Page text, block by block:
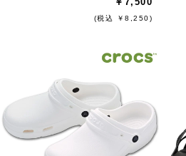
(税込 ￥8,250)